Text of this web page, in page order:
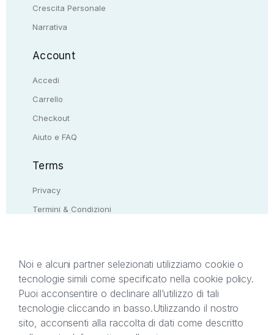
Crescita Personale
Narrativa
Account
Accedi
Carrello
Checkout
Aiuto e FAQ
Terms
Privacy
Termini & Condizioni
Il presente sito web è di proprietà di StreetLib S.r.l.
titolare di tutti i diritti di proprietà intellettuale
afferenti ai marchi, loghi e segni distintivi presenti
Noi e alcuni partner selezionati utilizziamo cookie o
tecnologie simili come specificato nella cookie policy.
Puoi acconsentire o declinare all’utilizzo di tali
tecnologie cliccando in basso.Utilizzando il nostro
sito, acconsenti alla raccolta di dati come descritto